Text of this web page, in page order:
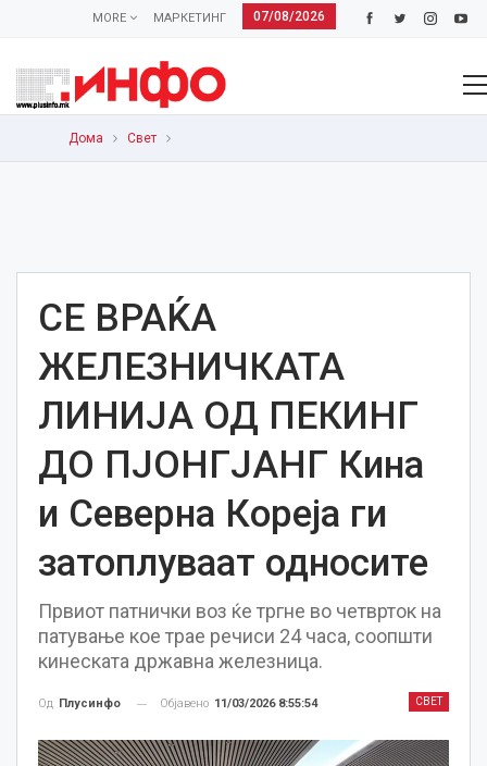
07/08/2026
МАРКЕТИНГ
MORE
Дома Свет
СЕ ВРАЌА
ЖЕЛЕЗНИЧКАТА
ЛИНИЈА ОД ПЕКИНГ
ДО ПЈОНГЈАНГ Кина
и Северна Кореја ги
затоплуваат односите
Првиот патнички воз ќе тргне во четврток на
патување кое трае речиси 24 часа, соопшти
кинеската државна железница.
СВЕТ
Од Плусинфо Објавено 11/03/2026 8:55:54